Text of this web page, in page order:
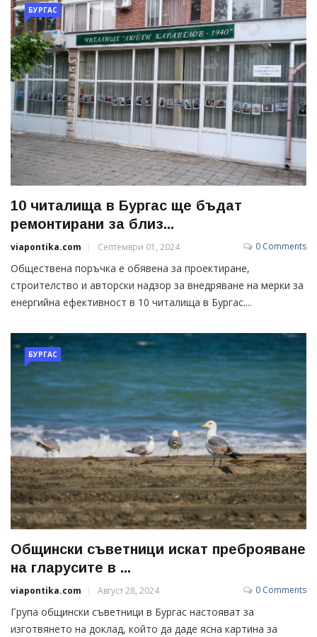
БУРГАС
10 читалища в Бургас ще бъдат
ремонтирани за близ...
viapontika.com Септември 01, 2024 0 Comments
Обществена поръчка е обявена за проектиране,
строителство и авторски надзор за внедряване на мерки за
енергийна ефективност в 10 читалища в Бургас....
БУРГАС
Общински съветници искат преброяване
на гларусите в ...
viapontika.com Август 28, 2024 0 Comments
Група общински съветници в Бургас настояват за
изготвянето на доклад, който да даде ясна картина за